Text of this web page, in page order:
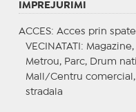
IMPREJURIMI
ACCES: Acces prin
VECINATATI :
Metrou, Parc, Drum
Mall/Centru comercial,
stradala